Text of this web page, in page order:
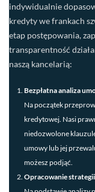
indywidualnie
kredyty we frankach
etap postępowania,
transparentność
naszą kancelarią:
Bezpłatna analiza
Na początek
kredytowej. Nasi
niedozwolone
umowy lub jej
możesz podjąć.
Opracowanie strategii